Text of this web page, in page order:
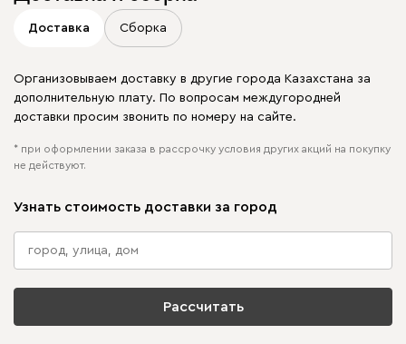
Доставка Сборка
Организовываем доставку в другие города Казахстана за
дополнительную плату. По вопросам междугородней
доставки просим звонить по номеру на сайте.
* при оформлении заказа в рассрочку условия других акций на покупку
не действуют.
Узнать стоимость доставки за город
Рассчитать